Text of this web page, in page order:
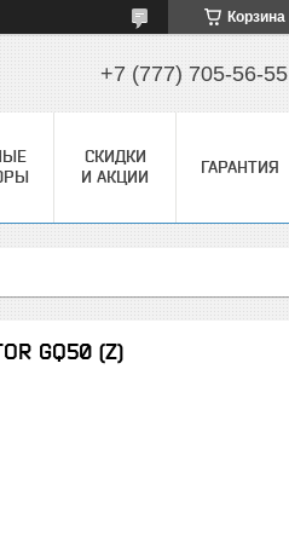
Корзина
+7 (777) 705-56-55
СКИДКИ
И АКЦИИ
ГАРАНТИЯ
GQ50 (Z)